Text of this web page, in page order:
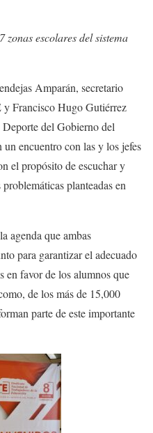
escolares del sistema
Amparán, secretario
y Francisco Hugo Gutiérrez
del Gobierno del
encuentro con las y los jefes
el propósito de escuchar y
planteadas en
agenda que ambas
para garantizar el adecuado
en favor de los alumnos que
de los más de 15,000
parte de este importante